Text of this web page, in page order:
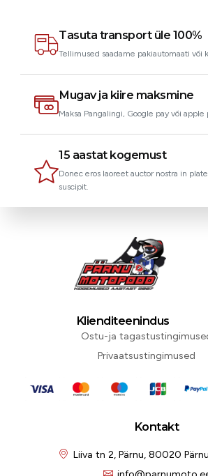
Tasuta transport üle 100%
Tellimused saadame pakiautomaati või
Mugav ja kiire maksmine
Maksa Pangalingi, Google pay või apple
15 aastat kogemust
Donec eros laoreet auctor nostra in
suscipit.
Klienditeenindus
Ostu-ja
Privaatsustingimused
Kontakt
Liiva tn 2, Pärnu, 80020